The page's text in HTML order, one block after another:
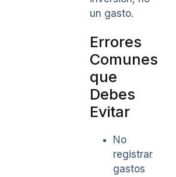
un gasto.
Errores
Comunes
que
Debes
Evitar
No
registrar
gastos